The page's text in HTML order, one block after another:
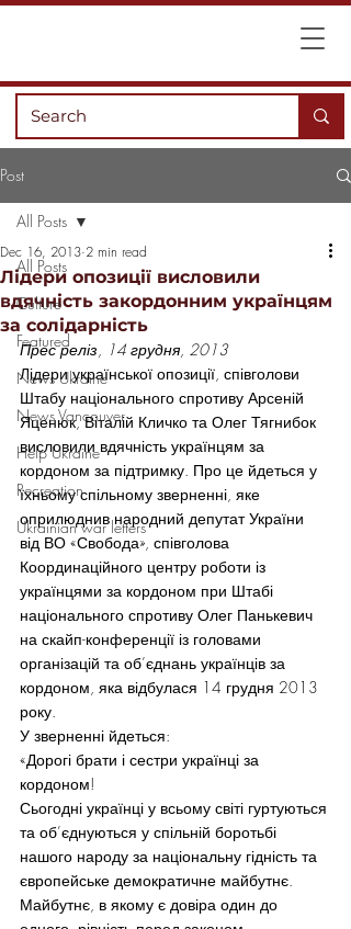
Post
All Posts
Culture
Featured
News Ukraine
News Vancouver
Help Ukraine
Recreation
Ukrainian war letters
All Posts
Лідери опозиції висловили
вдячність закордонним українцям
за солідарність
Dec 16, 2013 2 min read
Прес реліз, 14 грудня, 2013
Лідери української опозиції, співголови
Штабу національного спротиву Арсеній
Яценюк, Віталій Кличко та Олег Тягнибок
висловили вдячність українцям за
кордоном за підтримку. Про це йдеться у
їхньому спільному зверненні, яке
оприлюднив народний депутат України
від ВО «Свобода», співголова
Координаційного центру роботи із
українцями за кордоном при Штабі
національного спротиву Олег Панькевич
на скайп-конференції із головами
організацій та об’єднань українців за
кордоном, яка відбулася 14 грудня 2013
року.
У зверненні йдеться:
«Дорогі брати і сестри українці за
кордоном!
Сьогодні українці у всьому світі гуртуються
та об’єднуються у спільній боротьбі
нашого народу за національну гідність та
європейське демократичне майбутнє.
Майбутнє, в якому є довіра один до